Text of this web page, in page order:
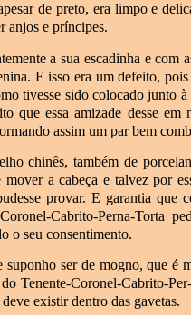
de preto, era limpo e
anjos e príncipes.
a sua escadinha e com
E isso era um defeito,
tivesse sido colocado junto
que essa amizade desse
assim um par bem
chinês, também de
a cabeça e talvez por
provar. E garantia que
Cabrito-Perna-Torta
o seu consentimento.
ser de mogno, que é
Tenente-Coronel-Cabrito-
existir dentro das gavetas.